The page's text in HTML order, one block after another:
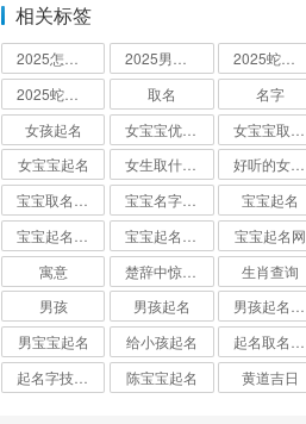
相关标签
取名
名字
女孩起名
女宝宝起名
宝宝起名
宝宝起名网
寓意
生肖查询
男孩
男孩起名
男宝宝起名
给小孩起名
陈宝宝起名 黄道吉日